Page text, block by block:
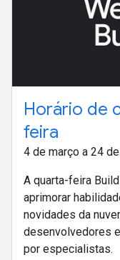
Horário de
feira
4 de março a 24
A quarta-feira
aprimorar
novidades da
desenvolvedores
por especialistas.